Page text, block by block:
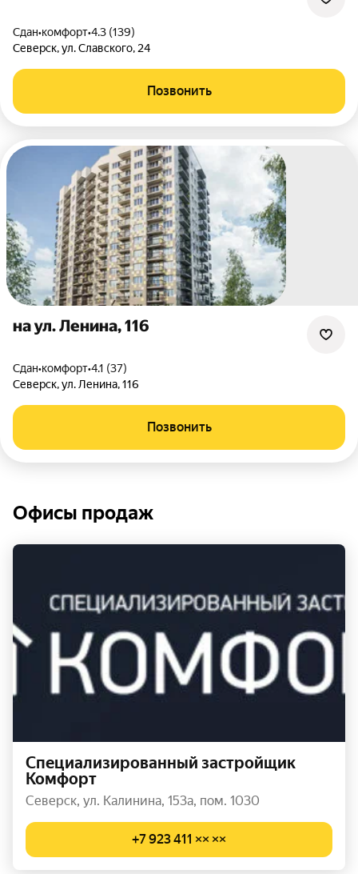
Сдан•комфорт•4.3 (139)
Северск,ул. Славского, 24
Позвонить
на ул. Ленина, 116
Сдан•комфорт•4.1 (37)
Северск,ул. Ленина,116
Позвонить
Офисы продаж
Специализированный застройщик
Комфорт
Северск, ул. Калинина, 153а, пом. 1030
+7 923 411 ×× ××